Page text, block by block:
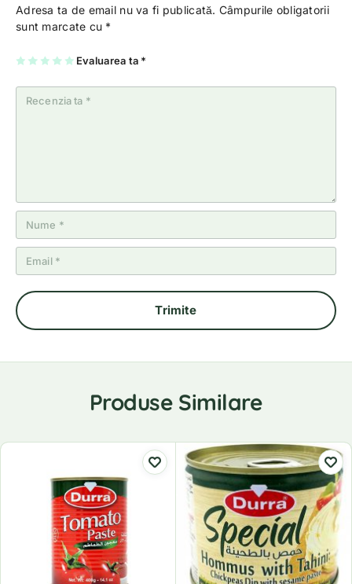
Adresa ta de email nu va fi publicată. Câmpurile obligatorii
sunt marcate cu *
Evaluarea ta *
U
n
2
5
st
el
3
5
st
el
4
5
st
el
5
5
st
el
Produse Similare